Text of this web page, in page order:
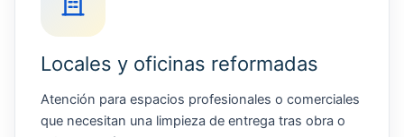
Locales y oficinas reformadas
Atención para espacios profesionales o comerciales
que necesitan una limpieza de entrega tras obra o